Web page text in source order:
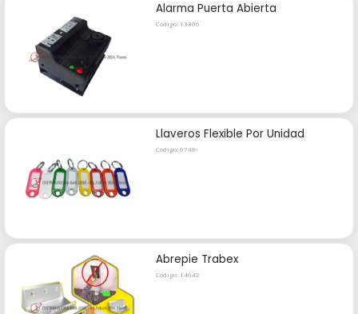
Alarma Puerta Abierta
Código: 13306
Llaveros Flexible Por Unidad
Código: 6748
Abrepie Trabex
Código: 14042